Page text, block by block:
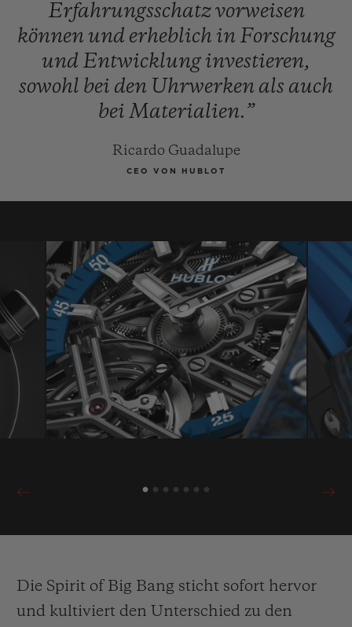
Erfahrungsschatzvorweisen
können und erheblich in Forschung
und Entwicklung investieren,
sowohl bei den Uhrwerken als auch
bei Materialien.”
Ricardo Guadalupe
CEO VON HUBLOT
Die Spirit of Big Bang sticht sofort hervor
und kultiviert den Unterschied zu den